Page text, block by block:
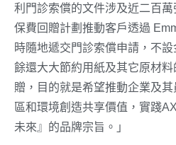
利門診索償的文件涉及近二百
保費回贈計劃推動客戶透過
時隨地遞交門診索償申請，不設
餘還大大節約用紙及其它原材
贈，目的就是希望推動企業及
區和環境創造共享價值，實踐
未來』的品牌宗旨。」